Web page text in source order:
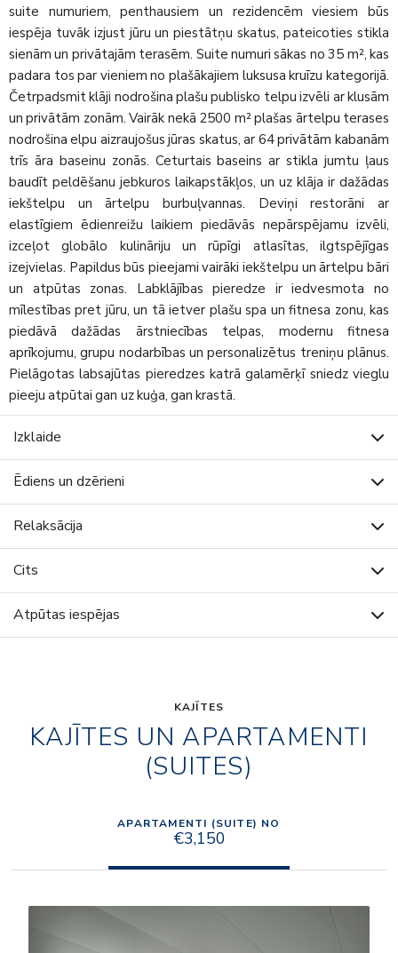
suite numuriem, penthausiem un rezidencēm viesiem būs
iespēja tuvāk izjust jūru un piestātņu skatus, pateicoties stikla
sienām un privātajām terasēm. Suite numuri sākas no 35 m², kas
padara tos par vieniem no plašākajiem luksusa kruīzu kategorijā.
Četrpadsmit klāji nodrošina plašu publisko telpu izvēli ar klusām
un privātām zonām. Vairāk nekā 2500 m² plašas ārtelpu terases
nodrošina elpu aizraujošus jūras skatus, ar 64 privātām kabanām
trīs āra baseinu zonās. Ceturtais baseins ar stikla jumtu ļaus
baudīt peldēšanu jebkuros laikapstākļos, un uz klāja ir dažādas
iekštelpu un ārtelpu burbuļvannas. Deviņi restorāni ar
elastīgiem ēdienreižu laikiem piedāvās nepārspējamu izvēli,
izceļot globālo kulināriju un rūpīgi atlasītas, ilgtspējīgas
izejvielas. Papildus būs pieejami vairāki iekštelpu un ārtelpu bāri
un atpūtas zonas. Labklājības pieredze ir iedvesmota no
mīlestības pret jūru, un tā ietver plašu spa un fitnesa zonu, kas
piedāvā dažādas ārstniecības telpas, modernu fitnesa
aprīkojumu, grupu nodarbības un personalizētus treniņu plānus.
Pielāgotas labsajūtas pieredzes katrā galamērķī sniedz vieglu
pieeju atpūtai gan uz kuģa, gan krastā.
Izklaide
Ēdiens un dzērieni
Relaksācija
Cits
Atpūtas iespējas
KAJĪTES
KAJĪTES UN APARTAMENTI
(SUITES)
APARTAMENTI (SUITE) NO
€3,150